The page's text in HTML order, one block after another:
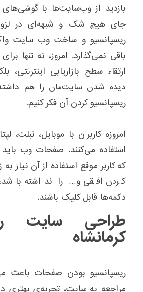
بازدید از وب‌سایت‌ها با گوشی‌های
جای هیچ شک و شبهه‌ای در
ریسپانسیو و ساخت وب سایت
باقی نمی‌گذارد. امروز، نه تنها
ارتقاء سطح بازاریابی اینترنتی،
دیده شدن سایت‌مان را هم داشته
ریسپانسیو کردن آن فکر کنیم.
امروزه کاربران با موبایل، تبلت،
استفاده می‌کنند. صفحات وب باید
که کاربر موقع استفاده از آن نیاز
کردن افقی و… را نداشته
دکمه‌ها قابل کلیک باشند.
طراحی سایت
کرمانشاه
ریسپانسیو بودن صفحات باعث
مراجعه به سایت، تجربه‌ی بهتری